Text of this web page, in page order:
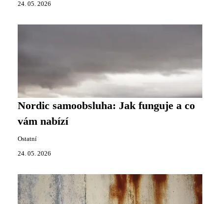
24. 05. 2026
Nordic samoobsluha: Jak funguje a co
vám nabízí
Ostatní
24. 05. 2026